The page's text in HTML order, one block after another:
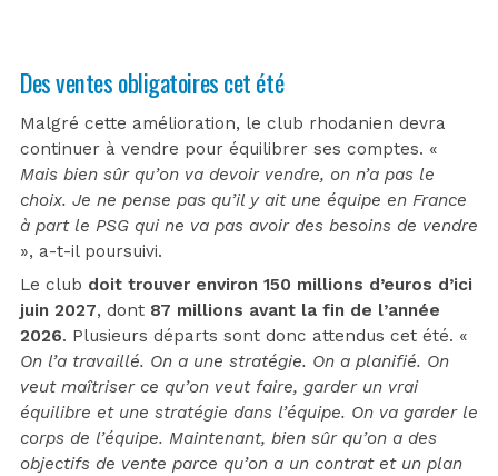
Des ventes obligatoires cet été
Malgré cette amélioration, le club rhodanien devra
continuer à vendre pour équilibrer ses comptes. «
Mais bien sûr qu’on va devoir vendre, on n’a pas le
choix. Je ne pense pas qu’il y ait une équipe en France
à part le PSG qui ne va pas avoir des besoins de vendre
», a-t-il poursuivi.
Le club doit trouver environ 150 millions d’euros d’ici
juin 2027, dont 87 millions avant la fin de l’année
2026. Plusieurs départs sont donc attendus cet été. «
On l’a travaillé. On a une stratégie. On a planifié. On
veut maîtriser ce qu’on veut faire, garder un vrai
équilibre et une stratégie dans l’équipe. On va garder le
corps de l’équipe. Maintenant, bien sûr qu’on a des
objectifs de vente parce qu’on a un contrat et un plan